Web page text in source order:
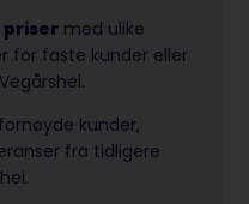
med ulike
for faste kunder eller
kunder,
fra tidligere